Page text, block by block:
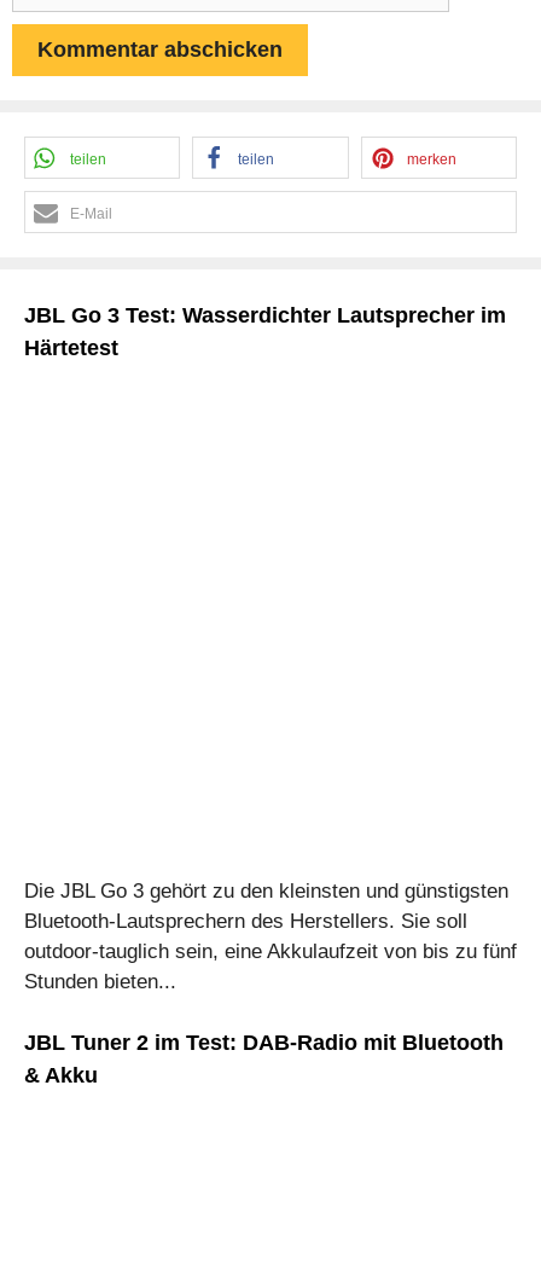
teilen teilen merken
E-Mail
JBL Go 3 Test: Wasserdichter Lautsprecher im
Härtetest
Die JBL Go 3 gehört zu den kleinsten und günstigsten
Bluetooth-Lautsprechern des Herstellers. Sie soll
outdoor-tauglich sein, eine Akkulaufzeit von bis zu fünf
Stunden bieten...
JBL Tuner 2 im Test: DAB-Radio mit Bluetooth
& Akku